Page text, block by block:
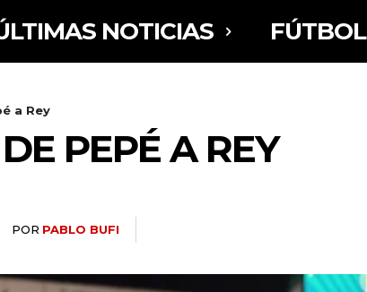
NOTICIAS FÚTBOL
a Rey
PEPÉ A REY
POR PABLO BUFI